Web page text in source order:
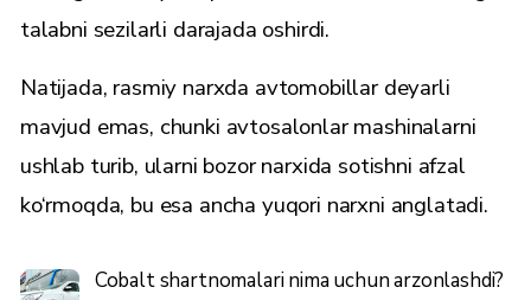
talabni sezilarli darajada oshirdi.
Natijada, rasmiy narxda avtomobillar deyarli
mavjud emas, chunki avtosalonlar mashinalarni
ushlab turib, ularni bozor narxida sotishni afzal
ko‘rmoqda, bu esa ancha yuqori narxni anglatadi.
Cobalt shartnomalari nima uchun arzonlashdi?